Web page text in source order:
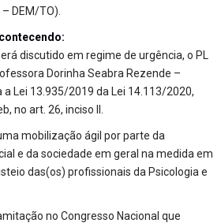
DEM/TO).
discutido em regime de urgência, o PL
Dorinha Seabra Rezende –
a Lei 13.935/2019 da Lei 14.113/2020,
no art. 26, inciso II.
mobilização ágil por parte da
e da sociedade em geral na medida em
das(os) profissionais da Psicologia e
no Congresso Nacional que